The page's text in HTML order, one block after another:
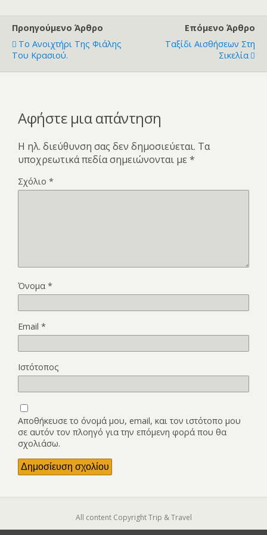
Προηγούμενο Άρθρο
Το Ανοιχτήρι Της Φιάλης
Του Κρασιού.
Επόμενο Άρθρο
Ταξίδι Αισθήσεων Στη
Σικελία
Αφήστε μια απάντηση
Η ηλ. διεύθυνση σας δεν δημοσιεύεται. Τα
υποχρεωτικά πεδία σημειώνονται με *
Σχόλιο *
Όνομα *
Email *
Ιστότοπος
Αποθήκευσε το όνομά μου, email, και τον ιστότοπο μου
σε αυτόν τον πλοηγό για την επόμενη φορά που θα
σχολιάσω.
All content Copyright Trip & Travel